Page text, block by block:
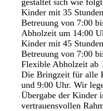
Kinder mit 35
Betreuung von 7:00
Abholzeit um 14:00
Kinder mit 45
Betreuung von 7:00
Flexible Abholzeit ab
Die Bringzeit für alle
und 9:00 Uhr. Wir
Übergabe der Kinder
vertrauensvollen